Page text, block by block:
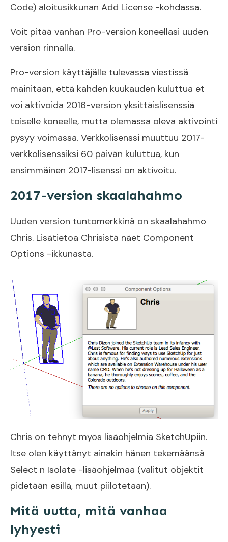
Code) aloitusikkunan Add License -kohdassa.
Voit pitää vanhan Pro-version koneellasi uuden
version rinnalla.
Pro-version käyttäjälle tulevassa viestissä
mainitaan, että kahden kuukauden kuluttua et
voi aktivoida 2016-version yksittäislisenssiä
toiselle koneelle, mutta olemassa oleva aktivointi
pysyy voimassa. Verkkolisenssi muuttuu 2017-
verkkolisenssiksi 60 päivän kuluttua, kun
ensimmäinen 2017-lisenssi on aktivoitu.
2017-version skaalahahmo
Uuden version tuntomerkkinä on skaalahahmo
Chris. Lisätietoa Chrisistä näet Component
Options -ikkunasta.
Chris on tehnyt myös lisäohjelmia SketchUpiin.
Itse olen käyttänyt ainakin hänen tekemäänsä
Select n Isolate -lisäohjelmaa (valitut objektit
pidetään esillä, muut piilotetaan).
Mitä uutta, mitä vanhaa
lyhyesti